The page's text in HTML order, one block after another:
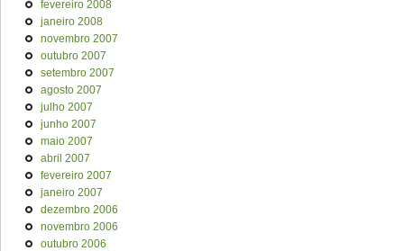
fevereiro 2008
janeiro 2008
novembro 2007
outubro 2007
setembro 2007
agosto 2007
julho 2007
junho 2007
maio 2007
abril 2007
fevereiro 2007
janeiro 2007
dezembro 2006
novembro 2006
outubro 2006